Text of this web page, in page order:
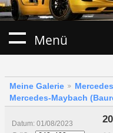
Menü
Meine Galerie
Mercedes-Maybach
Datum: 01/08/2023